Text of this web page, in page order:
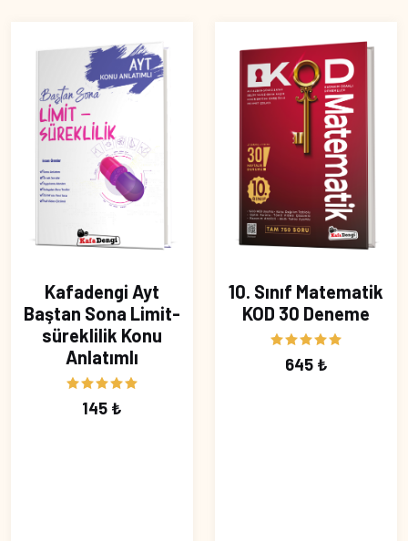
Kafadengi Ayt
Baştan Sona Limit-
süreklilik Konu
Anlatımlı
145 ₺
10. Sınıf Matematik
KOD 30 Deneme
645 ₺